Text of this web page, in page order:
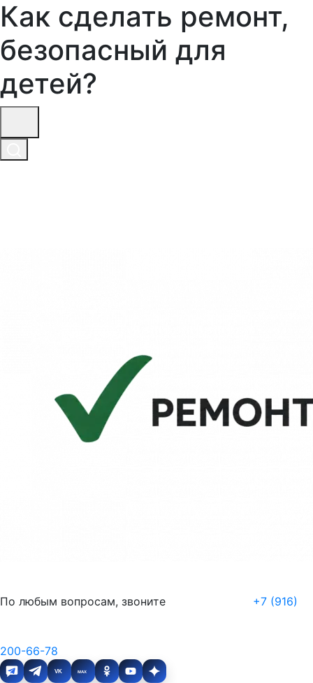
Как сделать ремонт,
безопасный для
детей?
По любым вопросам, звоните +7 (916)
200-66-78
VK MAX